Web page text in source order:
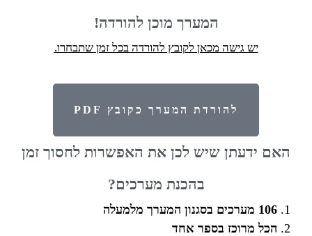
המערך מוכן להורדה!
יש גישה מכאן לקובץ להורדה בכל זמן שתבחרו.
להורדת המערך כקובץ PDF
האם ידעתן שיש לכן את האפשרות לחסוך זמן
בהכנת מערכים?
106 מערכים בסגנון המערך מלמעלה
הכל מרוכז בספר אחד